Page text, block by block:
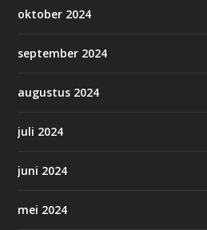
oktober 2024
september 2024
augustus 2024
juli 2024
juni 2024
mei 2024